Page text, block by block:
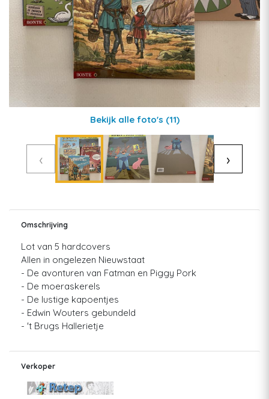
Bekijk alle foto's (11)
‹ ›
Omschrijving
Lot van 5 hardcovers
Allen in ongelezen Nieuwstaat
- De avonturen van Fatman en Piggy Pork
- De moeraskerels
- De lustige kapoentjes
- Edwin Wouters gebundeld
- 't Brugs Hallerietje
Verkoper